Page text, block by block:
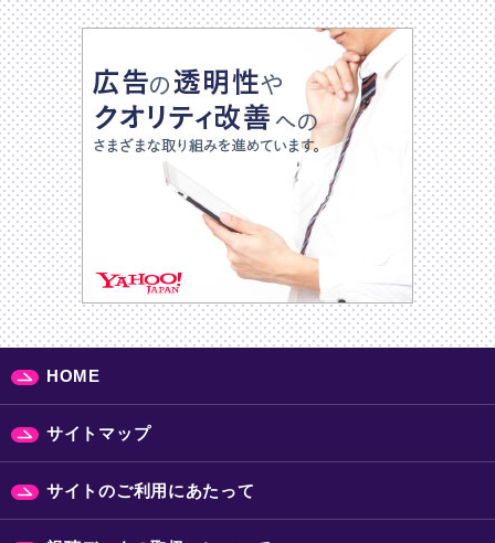
HOME
サイトマップ
サイトのご利用にあたって